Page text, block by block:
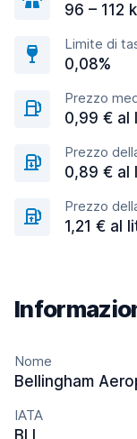
96 – 112
Limite di
0,08%
Prezzo
0,99 € al
Prezzo
0,89 € al
Prezzo
1,21 € al
Nome
Bellingham
IATA
BLI